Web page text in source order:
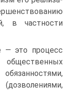
в частности
— это процесс